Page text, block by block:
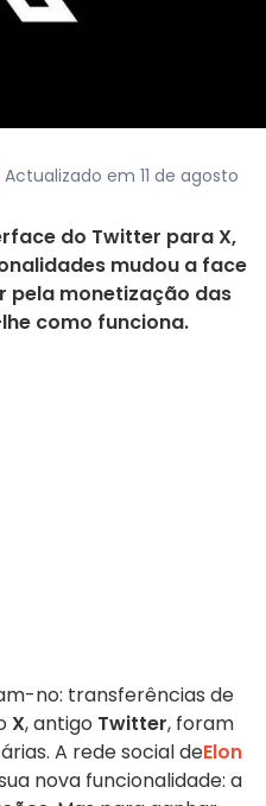
Actualizado em 11 de agosto
do Twitter para X,
mudou a face
pela monetização das
como funciona.
no: transferências de
X, antigo Twitter, foram
A rede social deElon
nova funcionalidade: a